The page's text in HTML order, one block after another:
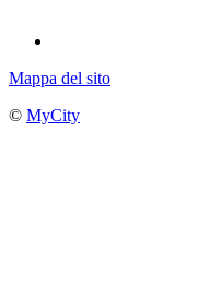
Mappa del sito
© MyCity